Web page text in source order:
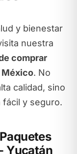
y bienestar
nuestra
comprar
México. No
calidad, sino
y seguro.
Yucatán